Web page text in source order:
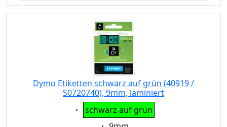
Dymo Etiketten schwarz auf grün (40919 /
S0720740), 9mm, laminiert
Eigenschaft:
schwarz auf grün